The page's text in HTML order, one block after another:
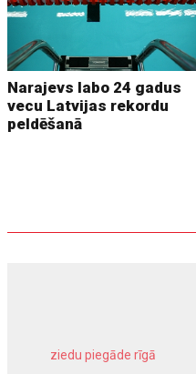
Narajevs labo 24 gadus
vecu Latvijas rekordu
peldēšanā
ziedu piegāde rīgā